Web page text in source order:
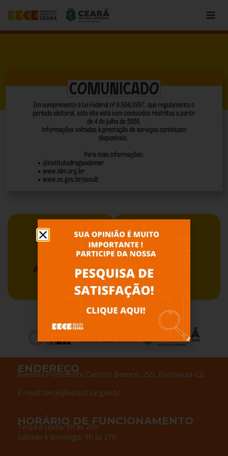
Acervo BECE Serviços
ENDEREÇO
Avenida Presidente Castelo Branco, 255, Fortaleza-CE
E-mail: bece@secult.ce.gov.br
HORÁRIO DE FUNCIONAMENTO
Terça à sexta: 9h às 20h
Sábado e domingo: 9h às 17h